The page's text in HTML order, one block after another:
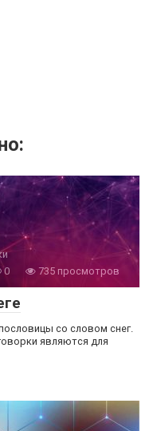
0
735 просмотров
со словом снег.
являются для